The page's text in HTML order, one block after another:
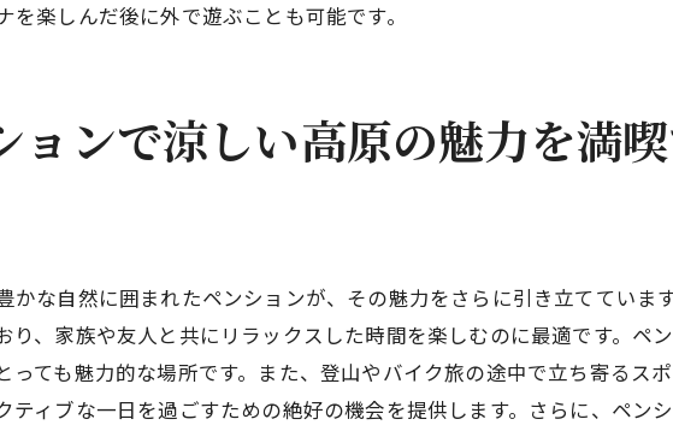
安全に楽しむための注意点
ペンションでのロードバイクイベント
ペンションでの夏の過ごし方
家族や友人との思い出作り
ペンション周辺の夏季限定アクティビティ
楽しんだ後に外で遊ぶことも可能です。
ョンで涼しい高原の魅力を満
かな自然に囲まれたペンションが、その魅力をさらに引き立てていま
り、家族や友人と共にリラックスした時間を楽しむのに最適です。ペ
っても魅力的な場所です。また、登山やバイク旅の途中で立ち寄るス
ティブな一日を過ごすための絶好の機会を提供します。さらに、ペン